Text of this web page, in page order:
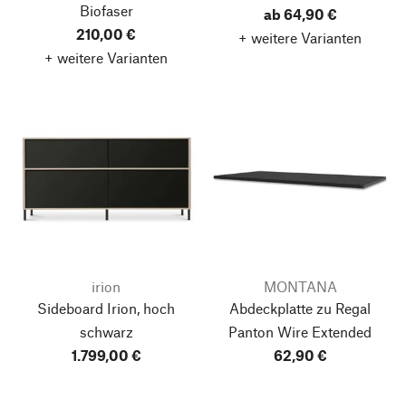
Biofaser
210,00 €
+ weitere Varianten
ab 64,90 €
+ weitere Varianten
irion
Sideboard Irion, hoch
schwarz
1.799,00 €
MONTANA
Abdeckplatte zu Regal
Panton Wire Extended
62,90 €